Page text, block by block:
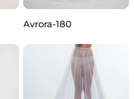
Avrora-180